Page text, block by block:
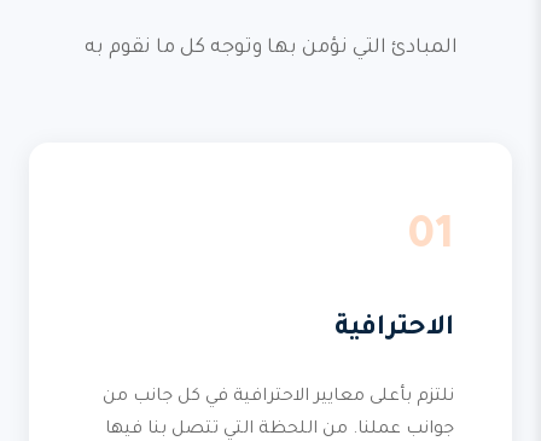
المبادئ التي نؤمن بها وتوجه كل ما نقوم به
01
الاحترافية
نلتزم بأعلى معايير الاحترافية في كل جانب من
جوانب عملنا. من اللحظة التي تتصل بنا فيها